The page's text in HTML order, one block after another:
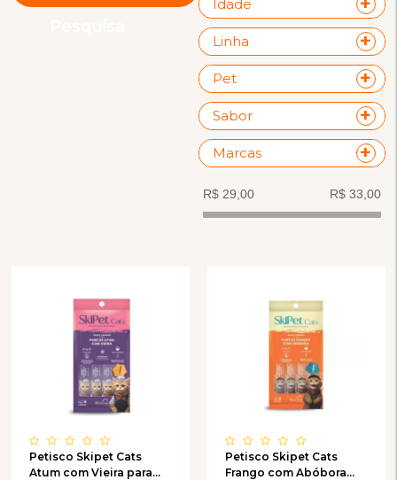
Idade
Linha
Pet
Sabor
Marcas
Petisco Skipet Cats
Atum com Vieira para
Petisco Skipet Cats
Frango com Abóbora